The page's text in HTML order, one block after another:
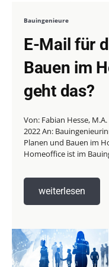
Bauingenieure
E-Mail für
Bauen im
geht das?
Von: Fabian Hesse,
2022 An:
Planen und Bauen im
Homeoffice ist im
weiterlesen